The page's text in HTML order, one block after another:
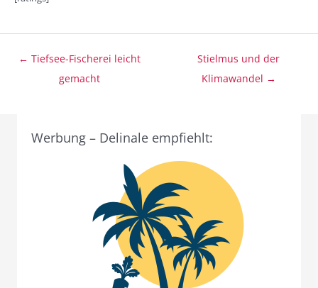
Beitragsnavigation
← Tiefsee-Fischerei leicht
gemacht
Stielmus und der
Klimawandel →
Werbung – Delinale empfiehlt: